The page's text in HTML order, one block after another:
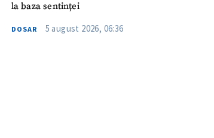
la baza sentinței
DOSAR 5 august 2026, 06:36